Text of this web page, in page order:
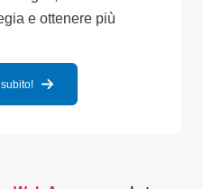
e ottenere più